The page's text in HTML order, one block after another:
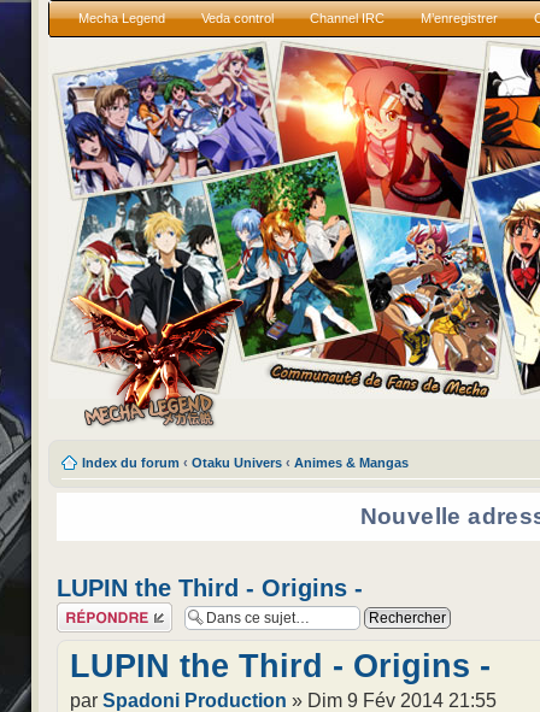
Mecha Legend Veda control Channel IRC M’enregistrer
Index du forum ‹ Otaku Univers ‹ Animes & Mangas
Nouvelle
LUPIN the Third - Origins -
Répondre
LUPIN the Third - Origins -
par Spadoni Production » Dim 9 Fév 2014 21:55